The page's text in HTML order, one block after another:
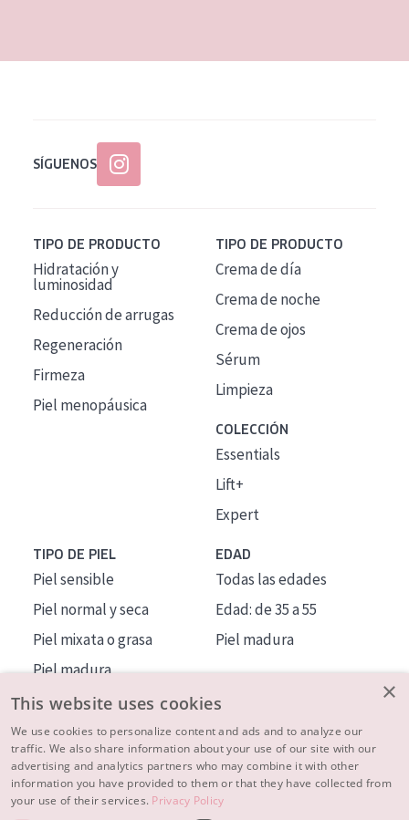
Todas las edades
SÍGUENOS
TIPO DE PRODUCTO
Hidratación y
luminosidad
Reducción de arrugas
Regeneración
Firmeza
Piel menopáusica
TIPO DE PRODUCTO
Crema de día
Crema de noche
Crema de ojos
Sérum
Limpieza
COLECCIÓN
Essentials
Lift+
Expert
TIPO DE PIEL
Piel sensible
Piel normal y seca
Piel mixata o grasa
Piel madura
Piel expuesta al sol
Piel menopáusica
EDAD
Todas las edades
Edad: de 35 a 55
Piel madura
MÁS SOBRE NOSOTROS
INSPIRACIÓN
×
This website uses cookies
We use cookies to personalize content and ads and to analyze our
traffic. We also share information about your use of our site with our
advertising and analytics partners who may combine it with other
information you have provided to them or that they have collected from
your use of their services. Privacy Policy